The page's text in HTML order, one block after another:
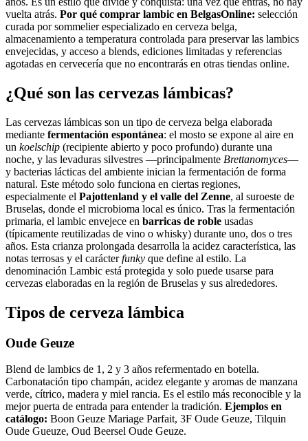
vuelta atrás. Por qué comprar lambic en BelgasOnline: selección
curada por sommelier especializado en cerveza belga,
almacenamiento a temperatura controlada para preservar las lambics
envejecidas, y acceso a blends, ediciones limitadas y referencias
agotadas en cervecería que no encontrarás en otras tiendas online.
¿Qué son las cervezas lámbicas?
Las cervezas lámbicas son un tipo de cerveza belga elaborada
mediante fermentación espontánea: el mosto se expone al aire en
un koelschip (recipiente abierto y poco profundo) durante una
noche, y las levaduras silvestres —principalmente Brettanomyces—
y bacterias lácticas del ambiente inician la fermentación de forma
natural. Este método solo funciona en ciertas regiones,
especialmente el Pajottenland y el valle del Zenne, al suroeste de
Bruselas, donde el microbioma local es único. Tras la fermentación
primaria, el lambic envejece en barricas de roble usadas
(típicamente reutilizadas de vino o whisky) durante uno, dos o tres
años. Esta crianza prolongada desarrolla la acidez característica, las
notas terrosas y el carácterfunky que define al estilo. La
denominación Lambic está protegida y solo puede usarse para
cervezas elaboradas en la región de Bruselas y sus alrededores.
Tipos de cerveza lámbica
Oude Geuze
Blend de lambics de 1, 2 y 3 años refermentado en botella.
Carbonatación tipo champán, acidez elegante y aromas de manzana
verde, cítrico, madera y miel rancia. Es el estilo más reconocible y la
mejor puerta de entrada para entender la tradición. Ejemplos en
catálogo: Boon Geuze Mariage Parfait, 3F Oude Geuze, Tilquin
Oude Gueuze, Oud Beersel Oude Geuze.